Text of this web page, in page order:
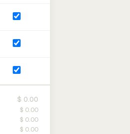
$ 0.00
$ 0.00
$ 0.00
$ 0.00